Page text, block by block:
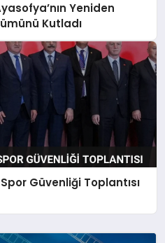
Yeniden
Kutladı
Güvenliği Toplantısı